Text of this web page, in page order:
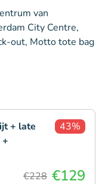
van
City Centre,
out, Motto tote bag
+ late
43%
€228 €129